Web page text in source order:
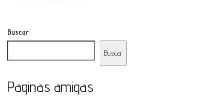
Buscar
Buscar
Paginas amigas